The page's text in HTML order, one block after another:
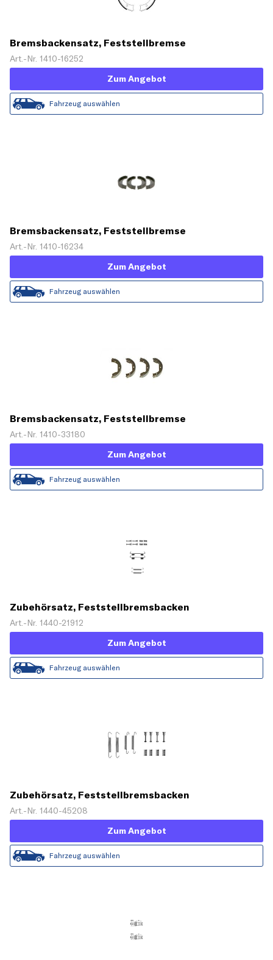
Bremsbackensatz, Feststellbremse
Art.-Nr. 1410-16252
Zum Angebot
Fahrzeug auswählen
Bremsbackensatz, Feststellbremse
Art.-Nr. 1410-16234
Zum Angebot
Fahrzeug auswählen
Bremsbackensatz, Feststellbremse
Art.-Nr. 1410-33180
Zum Angebot
Fahrzeug auswählen
Zubehörsatz, Feststellbremsbacken
Art.-Nr. 1440-21912
Zum Angebot
Fahrzeug auswählen
Zubehörsatz, Feststellbremsbacken
Art.-Nr. 1440-45208
Zum Angebot
Fahrzeug auswählen